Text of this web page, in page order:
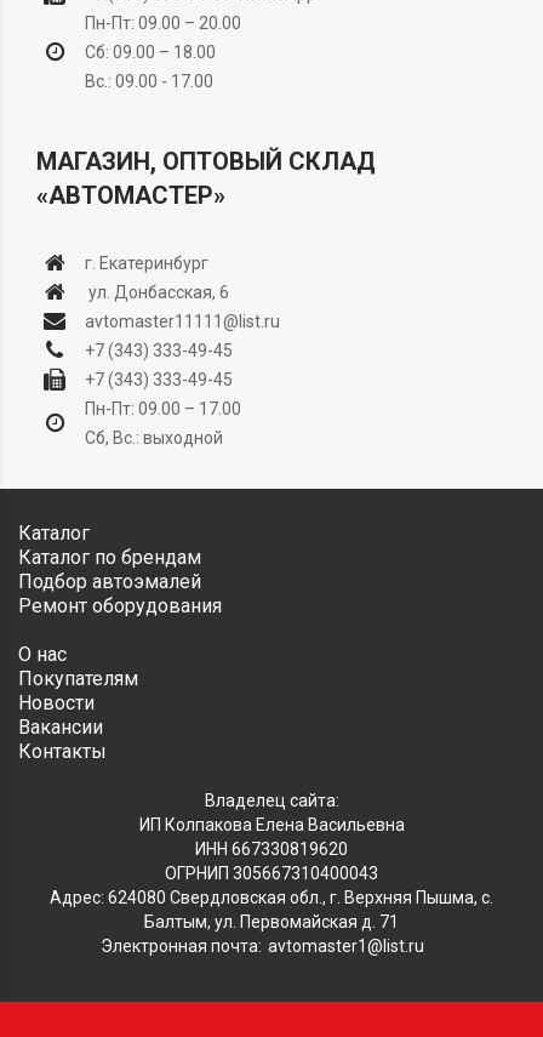
Пн-Пт: 09.00 – 20.00
Сб: 09.00 – 18.00
Вс.: 09.00 - 17.00
МАГАЗИН, ОПТОВЫЙ СКЛАД
«АВТОМАСТЕР»
г. Екатеринбург
ул. Донбасская, 6
avtomaster11111@list.ru
+7 (343) 333-49-45
+7 (343) 333-49-45
Пн-Пт: 09.00 – 17.00
Сб, Вс.: выходной
Каталог
Каталог по брендам
Подбор автоэмалей
Ремонт оборудования
О нас
Покупателям
Новости
Вакансии
Контакты
Владелец сайта:
ИП Колпакова Елена Васильевна
ИНН 667330819620
ОГРНИП 305667310400043
Адрес: 624080 Свердловская обл., г. Верхняя Пышма, с.
Балтым, ул. Первомайская д. 71
Электронная почта: avtomaster1@list.ru